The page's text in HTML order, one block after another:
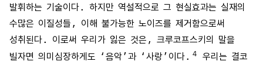
발휘하는 기술이다. 하지만 역설적으로 그 현실효과는 실재의
수많은 이질성들, 이해 불가능한 노이즈를 제거함으로써
성취된다. 이로써 우리가 잃은 것은, 크루코프스키의 말을
빌자면 의미심장하게도 ‘음악’과 ‘사랑’이다. 4
우리는 결코